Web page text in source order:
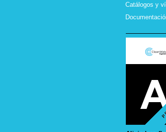
Catálogos y